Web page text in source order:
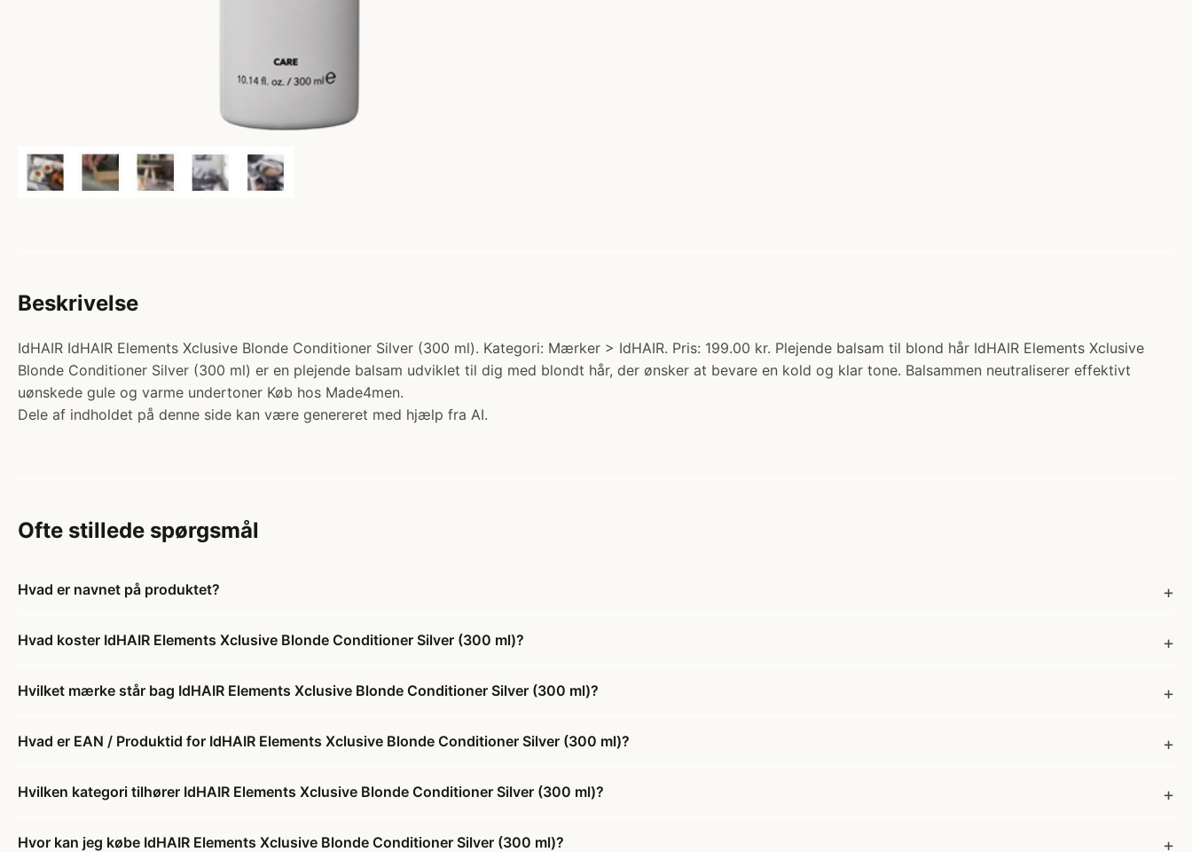
Beskrivelse
IdHAIR IdHAIR Elements Xclusive Blonde Conditioner Silver (300 ml). Kategori: Mærker > IdHAIR. Pris: 199.00 kr. Plejende balsam til blond hår IdHAIR Elements Xclusive
Blonde Conditioner Silver (300 ml) er en plejende balsam udviklet til dig med blondt hår, der ønsker at bevare en kold og klar tone. Balsammen neutraliserer effektivt
uønskede gule og varme undertoner Køb hos Made4men.
Dele af indholdet på denne side kan være genereret med hjælp fra AI.
Ofte stillede spørgsmål
Hvad er navnet på produktet?
Hvad koster IdHAIR Elements Xclusive Blonde Conditioner Silver (300 ml)?
Hvilket mærke står bag IdHAIR Elements Xclusive Blonde Conditioner Silver (300 ml)?
Hvad er EAN / Produktid for IdHAIR Elements Xclusive Blonde Conditioner Silver (300 ml)?
Hvilken kategori tilhører IdHAIR Elements Xclusive Blonde Conditioner Silver (300 ml)?
Hvor kan jeg købe IdHAIR Elements Xclusive Blonde Conditioner Silver (300 ml)?